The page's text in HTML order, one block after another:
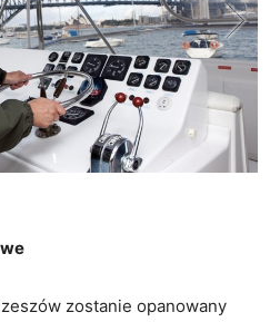
zostanie opanowany